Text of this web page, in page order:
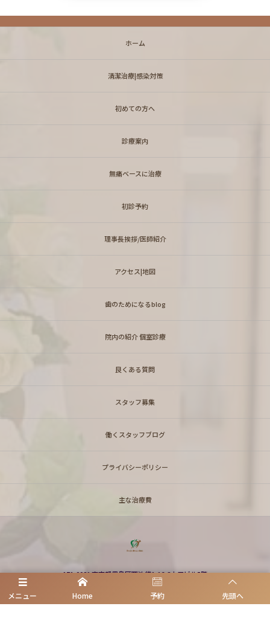
メニュー Home 予約 先頭へ
ホーム
清潔治療|感染対策
初めての方へ
診療案内
無痛ベースに治療
初診予約
理事長挨拶/医師紹介
アクセス|地図
歯のためになるblog
院内の紹介 個室診療
良くある質問
スタッフ募集
働くスタッフブログ
プライバシーポリシー
主な治療費
171-0021 東京都豊島区西池袋1-16-8山口ビル5階
医）良口会 池袋同仁歯科クリニック
お電話でのお問合わせはこちら